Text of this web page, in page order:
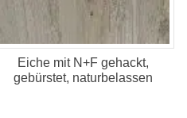
Eiche mit N+F gehackt,
gebürstet, naturbelassen